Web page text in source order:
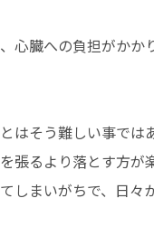
心臓への負担がかか
はそう難しい事では
張るより落とす方
しまいがちで、日々